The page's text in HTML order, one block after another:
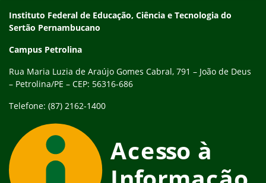
Endereço
Instituto Federal de Educação, Ciência e Tecnologia do
Sertão Pernambucano
Campus Petrolina
Rua Maria Luzia de Araújo Gomes Cabral, 791 – João de Deus
– Petrolina/PE – CEP: 56316-686
Telefone: (87) 2162-1400